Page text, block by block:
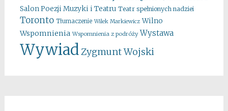
Salon Poezji Muzyki i Teatru Teatr spełnionych nadziei
Toronto Tłumaczenie Wilek Markiewicz Wilno
Wspomnienia Wspomnienia z podróży Wystawa
WywiadZygmunt Wojski